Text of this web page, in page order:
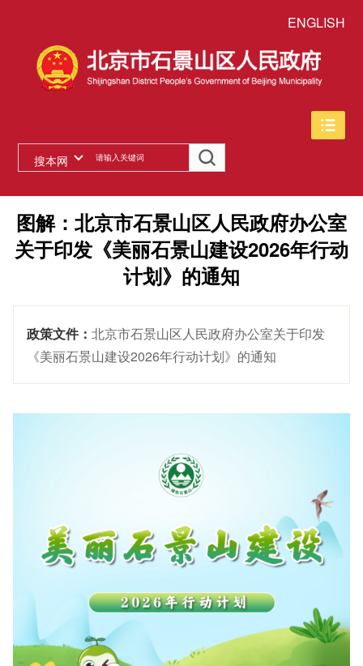
ENGLISH
搜本网
图解：北京市石景山区人民政府办公室
关于印发《美丽石景山建设2026年行动
计划》的通知
政策文件： 北京市石景山区人民政府办公室关于印发
《美丽石景山建设2026年行动计划》的通知